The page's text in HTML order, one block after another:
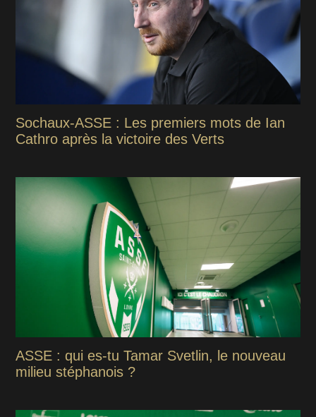
Sochaux-ASSE : Les premiers mots de Ian
Cathro après la victoire des Verts
ASSE : qui es-tu Tamar Svetlin, le nouveau
milieu stéphanois ?